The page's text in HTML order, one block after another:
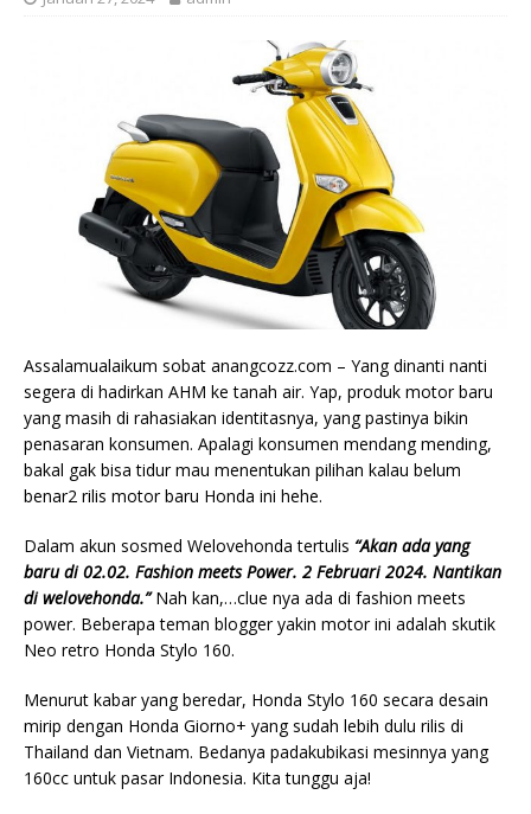
Assalamualaikum sobat anangcozz.com – Yang dinanti nanti
segera di hadirkan AHM ke tanah air. Yap, produk motor baru
yang masih di rahasiakan identitasnya, yang pastinya bikin
penasaran konsumen. Apalagi konsumen mendang mending,
bakal gak bisa tidur mau menentukan pilihan kalau belum
benar2 rilis motor baru Honda ini hehe.
Dalam akun sosmed Welovehonda tertulis “Akan ada yang
baru di 02.02. Fashion meets Power. 2 Februari 2024. Nantikan
di welovehonda.”Nah kan,…clue nya ada di fashion meets
power. Beberapa teman blogger yakin motor ini adalah skutik
Neo retro Honda Stylo 160.
Menurut kabar yang beredar, Honda Stylo 160 secara desain
mirip dengan Honda Giorno+ yang sudah lebih dulu rilis di
Thailand dan Vietnam. Bedanya padakubikasi mesinnya yang
160cc untuk pasar Indonesia. Kita tunggu aja!